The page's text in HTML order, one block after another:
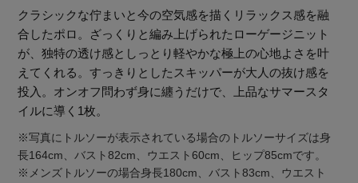
クラシックな佇まいと今の空気感を描くリラックス感を融
合したポロ。ざっくりと編み上げられたローゲージニット
が、独特の透け感としっとり軽やかな極上の心地よさを叶
えてくれる。すっきりとしたスキッパーが大人の抜け感を
投入。オンオフ問わず身に纏うだけで、上品なサマースタ
イルに導く1枚。
※写真にトルソーが表示されている場合のトルソーサイズは身
長164cm、バスト82cm、ウエスト60cm、ヒップ85cmです。
※メンズトルソーの場合身長180cm、バスト83cm、ウエスト